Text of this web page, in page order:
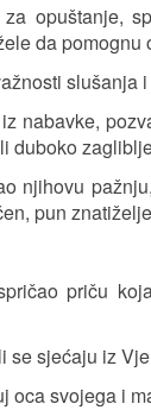
opuštanje,
da pomognu
slušanja
nabavke,
duboko
njihovu
pun
priču
se sjećaju iz
oca svojega i